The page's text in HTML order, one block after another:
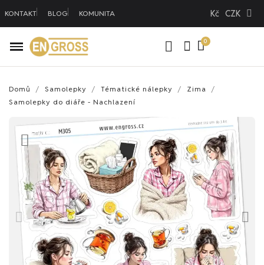
KONTAKT BLOG KOMUNITA Kč CZK
Domů Samolepky Tématické nálepky
Zima
Samolepky do diáře - Nachlazení